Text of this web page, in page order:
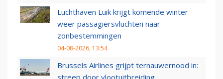
Luchthaven Luik krijgt komende winter
weer passagiersvluchten naar
zonbestemmingen
04-08-2026, 13:54
Brussels Airlines grijpt ternauwernood in: